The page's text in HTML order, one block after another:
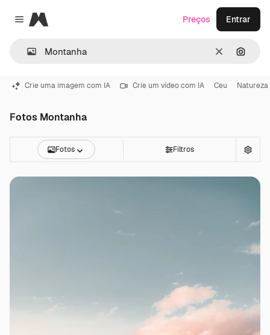
Close menu
Magnific
Limpar
Preços Entrar
Crie uma imagem com IA Crie um vídeo com IA Ceu Natureza
Fotos Montanha
Fotos Filtros